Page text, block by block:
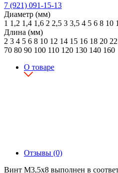
7 (921) 091-15-13
Диаметр (мм)
1 1,2 1,4 1,6 2 2,5 3 3,5 4 5 6 8 10
Длина (мм)
2 3 4 5 6 8 10 12 14 15 16 18 20 22
70 80 90 100 110 120 130 140 160
О товаре
Отзывы (0)
Винт М3,5х8 выполнен в